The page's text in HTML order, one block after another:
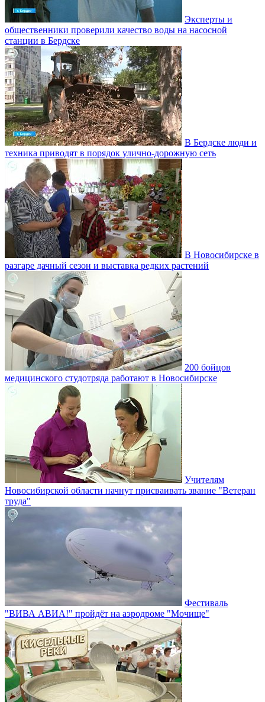
Эксперты и
общественники проверили качество воды на насосной
станции в Бердске
В Бердске люди и
техника приводят в порядок улично‑дорожную сеть
В Новосибирске в
разгаре дачный сезон и выставка редких растений
200 бойцов
медицинского студотряда работают в Новосибирске
Учителям
Новосибирской области начнут присваивать звание "Ветеран
труда"
Фестиваль
"ВИВА АВИА!" пройдёт на аэродроме "Мочище"